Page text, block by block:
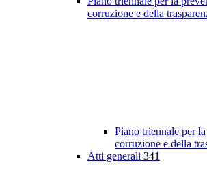
corruzione e della
Piano triennale per
corruzione e della
Atti generali 341